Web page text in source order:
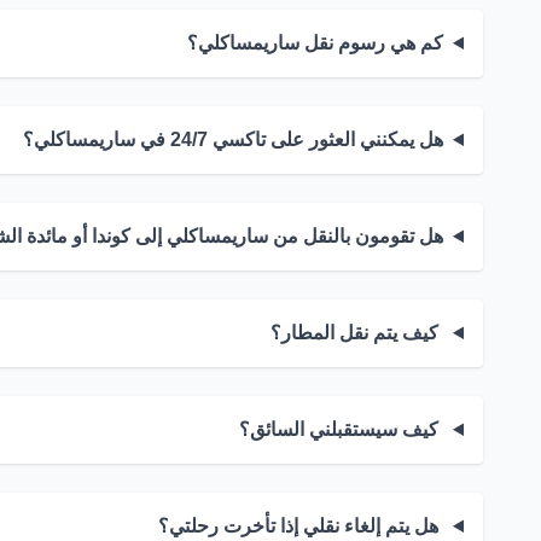
كم هي رسوم نقل ساريمساكلي؟
هل يمكنني العثور على تاكسي 24/7 في ساريمساكلي؟
هل تقومون بالنقل من ساريمساكلي إلى كوندا أو مائدة
كيف يتم نقل المطار؟
كيف سيستقبلني السائق؟
هل يتم إلغاء نقلي إذا تأخرت رحلتي؟